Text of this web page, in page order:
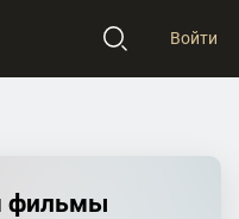
Войти
фильмы